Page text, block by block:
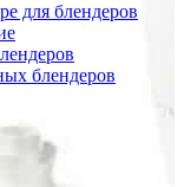
для блендеров
блендеров